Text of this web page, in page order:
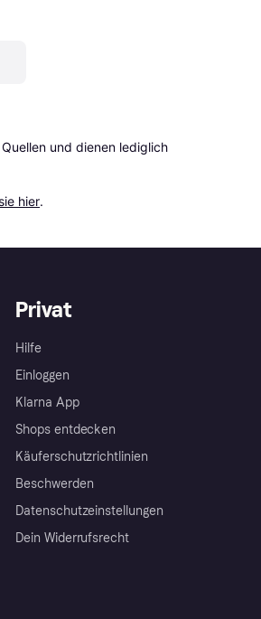
und dienen lediglich
hier.
Privat
Hilfe
Einloggen
Klarna App
Shops entdecken
Käuferschutzrichtlinien
Beschwerden
Datenschutzeinstellungen
Dein Widerrufsrecht